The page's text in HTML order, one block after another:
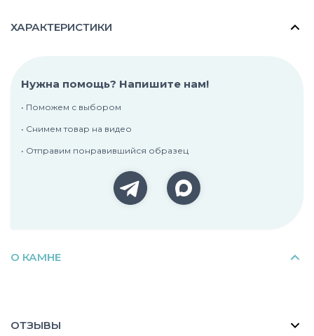
ХАРАКТЕРИСТИКИ
Нужна помощь? Напишите нам!
• Поможем с выбором
• Снимем товар на видео
• Отправим понравившийся образец
О КАМНЕ
ОТЗЫВЫ